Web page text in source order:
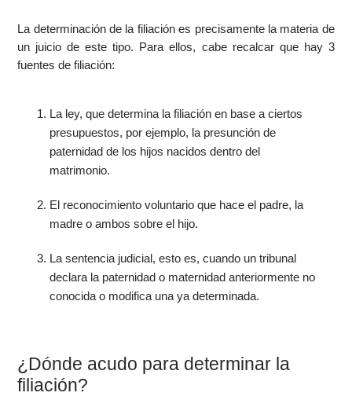
La determinación de la filiación es precisamente la materia de
un juicio de este tipo. Para ellos, cabe recalcar que hay 3
fuentes de filiación:
La ley, que determina la filiación en base a ciertos
presupuestos, por ejemplo, la presunción de
paternidad de los hijos nacidos dentro del
matrimonio.
El reconocimiento voluntario que hace el padre, la
madre o ambos sobre el hijo.
La sentencia judicial, esto es, cuando un tribunal
declara la paternidad o maternidad anteriormente no
conocida o modifica una ya determinada.
¿Dónde acudo para determinar la
filiación?